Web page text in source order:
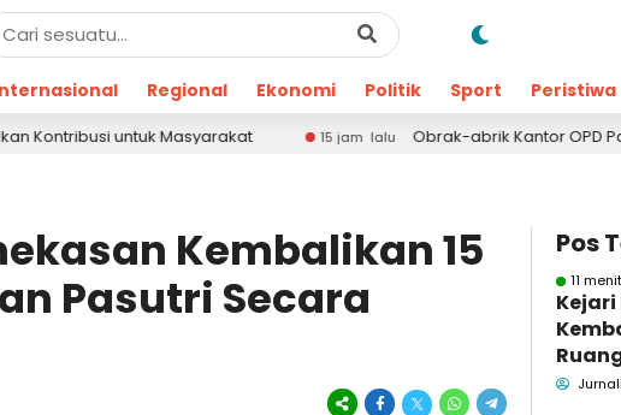
Regional Ekonomi Politik Sport Peristiwa
15 jam lalu Obrak-abrik Kantor OPD Pamekasan,
Kembalikan 15
Pasutri Secara
Pos
11